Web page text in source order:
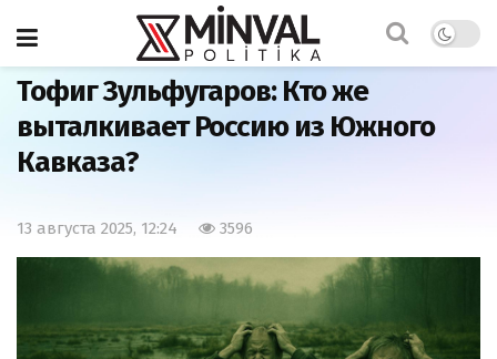
Главная
Тофиг Зульфугаров: Кто же
выталкивает Россию из Южного
Кавказа?
13 августа 2025, 12:24 3596